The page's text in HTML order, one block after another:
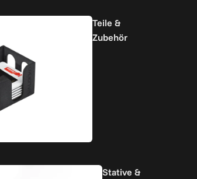
Teile &
Zubehör
Stative &